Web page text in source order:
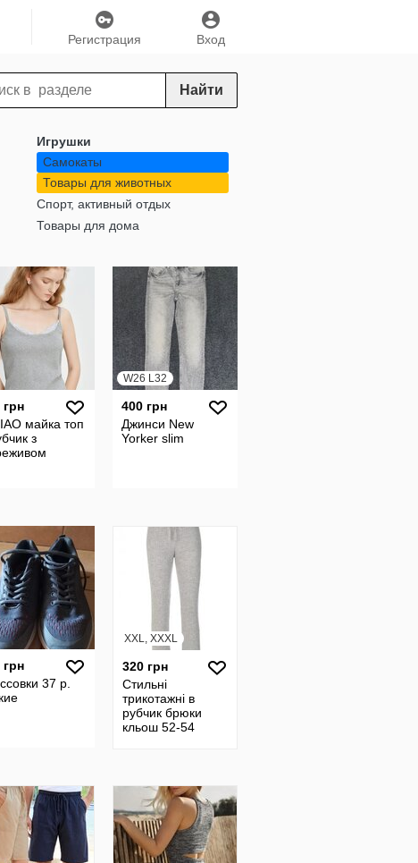
Вход
Регистрация
Найти
Игрушки
Самокаты
Товары для животных
Спорт, активный отдых
Товары для дома
грн
майка топ
з
W26 L32
400 грн
Джинси New
Yorker slim
грн
37 р.
XXL, XXXL
320 грн
Стильні
трикотажні в
рубчик брюки
кльош 52-54